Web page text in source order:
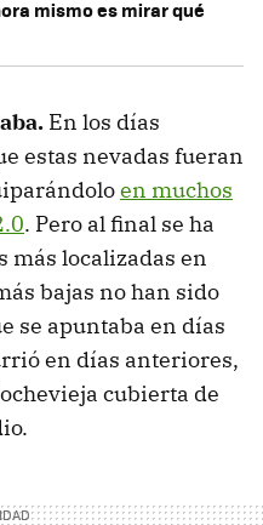
mismo es mirar qué
En los días
estas nevadas fueran
en muchos
. Pero al final se ha
más localizadas en
bajas no han sido
se apuntaba en días
en días anteriores,
cubierta de